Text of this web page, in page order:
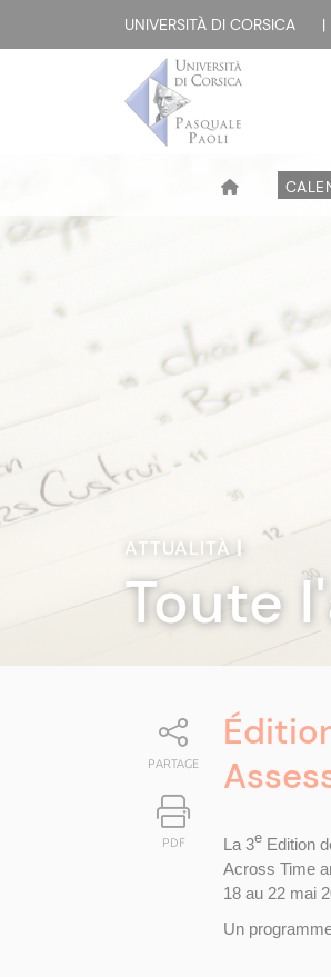
UNIVERSITÀ DI CORSICA
ATTUALITÀ|
Toute
PARTAGE
PDF La 3eEdition
Across Time
18 au 22 mai
Un